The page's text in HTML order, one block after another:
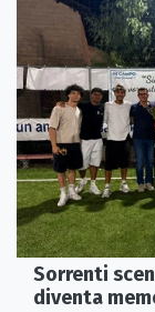
Sorrenti
diventa